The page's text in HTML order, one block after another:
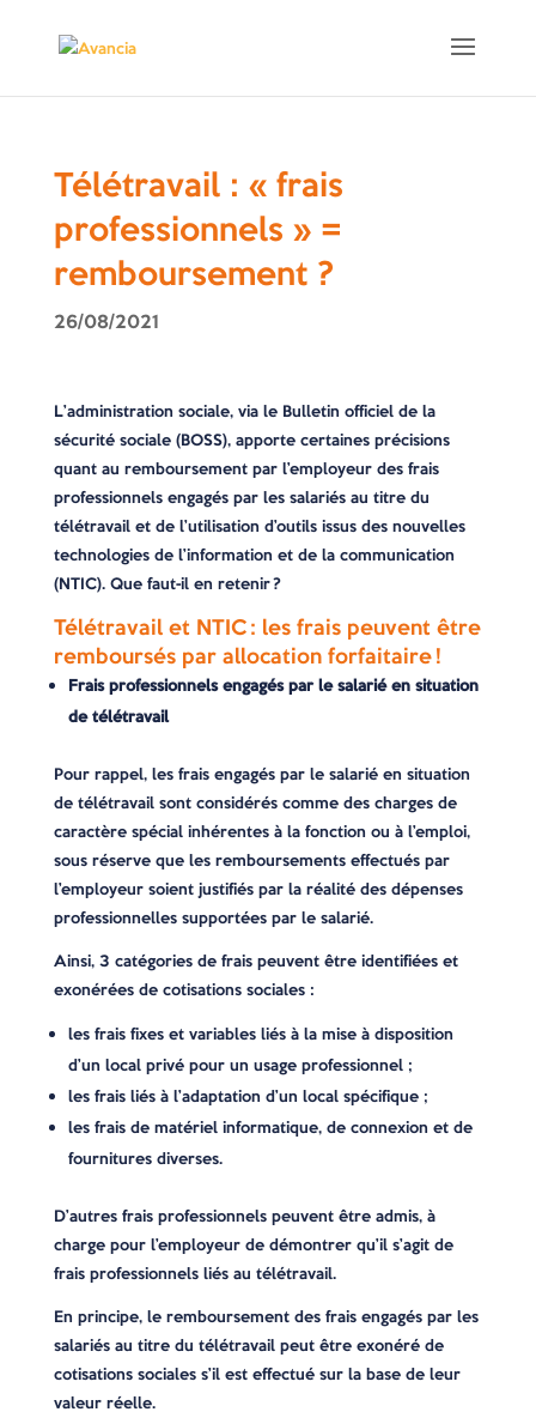
Télétravail : « frais
professionnels » =
remboursement ?
26/08/2021
L’administration sociale, via le Bulletin officiel de la
sécurité sociale (BOSS), apporte certaines précisions
quant au remboursement par l’employeur des frais
professionnels engagés par les salariés au titre du
télétravail et de l’utilisation d’outils issus des nouvelles
technologies de l’information et de la communication
(NTIC). Que faut-il en retenir ?
Télétravail et NTIC : les frais peuvent être
remboursés par allocation forfaitaire !
Frais professionnels engagés par le salarié en situation
de télétravail
Pour rappel, les frais engagés par le salarié en situation
de télétravail sont considérés comme des charges de
caractère spécial inhérentes à la fonction ou à l’emploi,
sous réserve que les remboursements effectués par
l’employeur soient justifiés par la réalité des dépenses
professionnelles supportées par le salarié.
Ainsi, 3 catégories de frais peuvent être identifiées et
exonérées de cotisations sociales :
les frais fixes et variables liés à la mise à disposition
d’un local privé pour un usage professionnel ;
les frais liés à l’adaptation d’un local spécifique ;
les frais de matériel informatique, de connexion et de
fournitures diverses.
D’autres frais professionnels peuvent être admis, à
charge pour l’employeur de démontrer qu’il s’agit de
frais professionnels liés au télétravail.
En principe, le remboursement des frais engagés par les
salariés au titre du télétravail peut être exonéré de
cotisations sociales s’il est effectué sur la base de leur
valeur réelle.